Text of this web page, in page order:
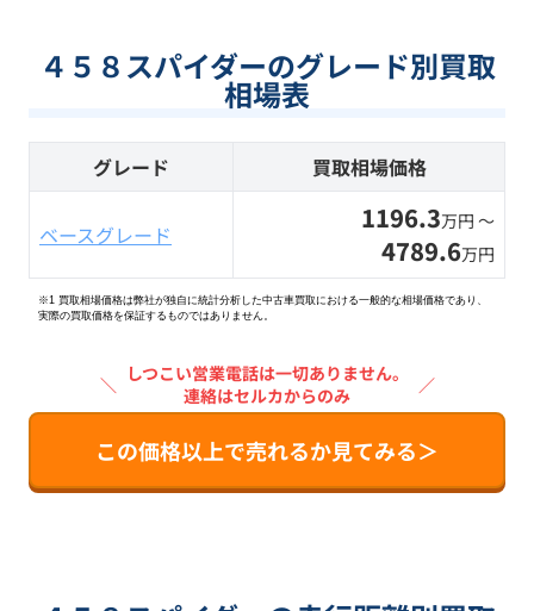
４５８スパイダーのグレード別買取
相場表
グレード 買取相場価格
ベースグレード 1196.3万円 〜
4789.6万円
※1 買取相場価格は弊社が独自に統計分析した中古車買取における一般的な相場価格であり、
実際の買取価格を保証するものではありません。
＼ しつこい営業電話は一切ありません。
連絡はセルカからのみ
／
この価格以上で売れるか見てみる＞